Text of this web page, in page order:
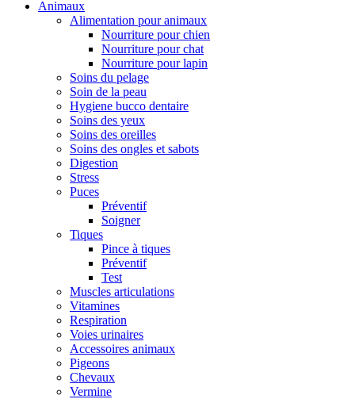
Animaux
Alimentation pour animaux
Nourriture pour chien
Nourriture pour chat
Nourriture pour lapin
Soins du pelage
Soin de la peau
Hygiene bucco dentaire
Soins des yeux
Soins des oreilles
Soins des ongles et sabots
Digestion
Stress
Puces
Préventif
Soigner
Tiques
Pince à tiques
Préventif
Test
Muscles articulations
Vitamines
Respiration
Voies urinaires
Accessoires animaux
Pigeons
Chevaux
Vermine